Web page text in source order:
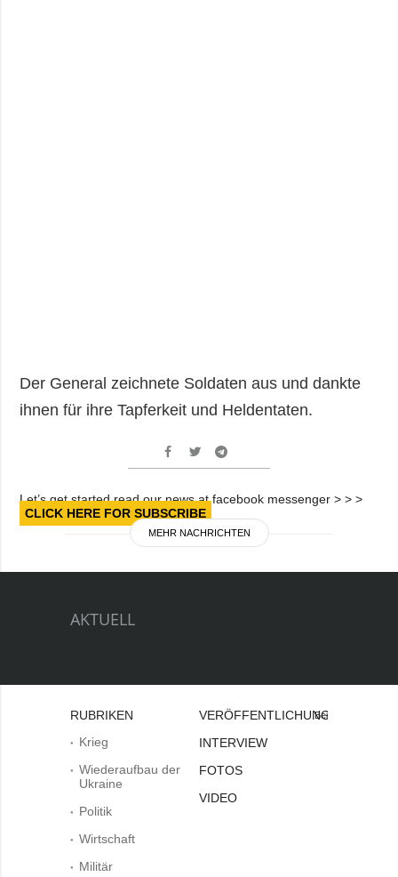
Der General zeichnete Soldaten aus und dankte
ihnen für ihre Tapferkeit und Heldentaten.
Let’s get started read our news at facebook messenger > > >
CLICK HERE FOR SUBSCRIBE
MEHR NACHRICHTEN
AKTUELL
RUBRIKEN
Krieg
Wiederaufbau der
Ukraine
Politik
Wirtschaft
Militär
VERÖFFENTLICHUNGEN
INTERVIEW
FOTOS
VIDEO
Bei